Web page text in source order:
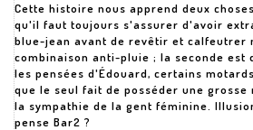
Cette histoire nous apprend deux
qu'il faut toujours s'assurer d'avoir
blue-jean avant de revêtir et calfeutrer
combinaison anti-pluie ; la seconde est
les pensées d'Édouard, certains
que le seul fait de posséder une
la sympathie de la gent féminine.
pense Bar2 ?